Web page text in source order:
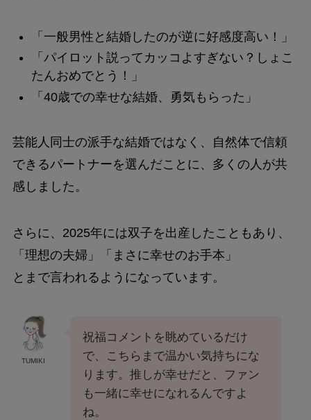
「一般男性と結婚したのが逆に好感度高い！」
「パイロット説ってカッコよすぎない？しょこ
たんおめでとう！」
「40歳での幸せな結婚、勇気もらった」
芸能人同士の派手な結婚ではなく、自然体で信頼
できるパートナーを選んだことに、多くの人が共
感しました。
さらに、2025年には双子を出産したこともあり、
「理想の夫婦」「まさに幸せのお手本」
とまで言われるようになっています。
TUMIKI
祝福コメントを眺めているだけ
で、こちらまで温かい気持ちにな
ります。推しが幸せだと、ファン
も一緒に幸せになれるんですよ
ね。